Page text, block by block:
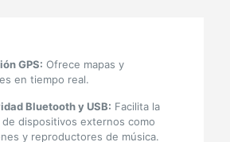
GPS: Ofrece mapas y
en tiempo real.
Bluetooth y USB: Facilita la
dispositivos externos como
y reproductores de música.